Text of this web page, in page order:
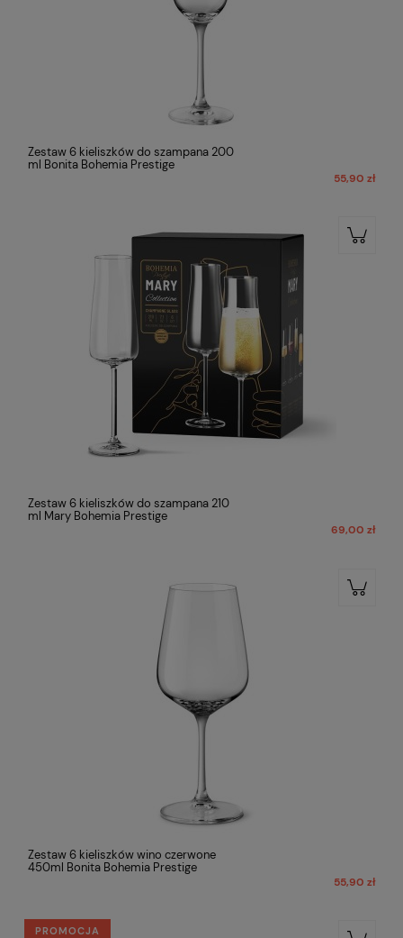
Zestaw 6 kieliszków do szampana 200
ml Bonita Bohemia Prestige
55,90 zł
Zestaw 6 kieliszków do szampana 210
ml Mary Bohemia Prestige
69,00 zł
Zestaw 6 kieliszków wino czerwone
450ml Bonita Bohemia Prestige
55,90 zł
PROMOCJA